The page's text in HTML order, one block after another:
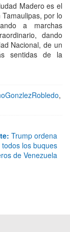
Madero es el
por lo
a marchas
dando
Nacional, de un
sentidas de la
,
Trump ordena
los buques
de Venezuela